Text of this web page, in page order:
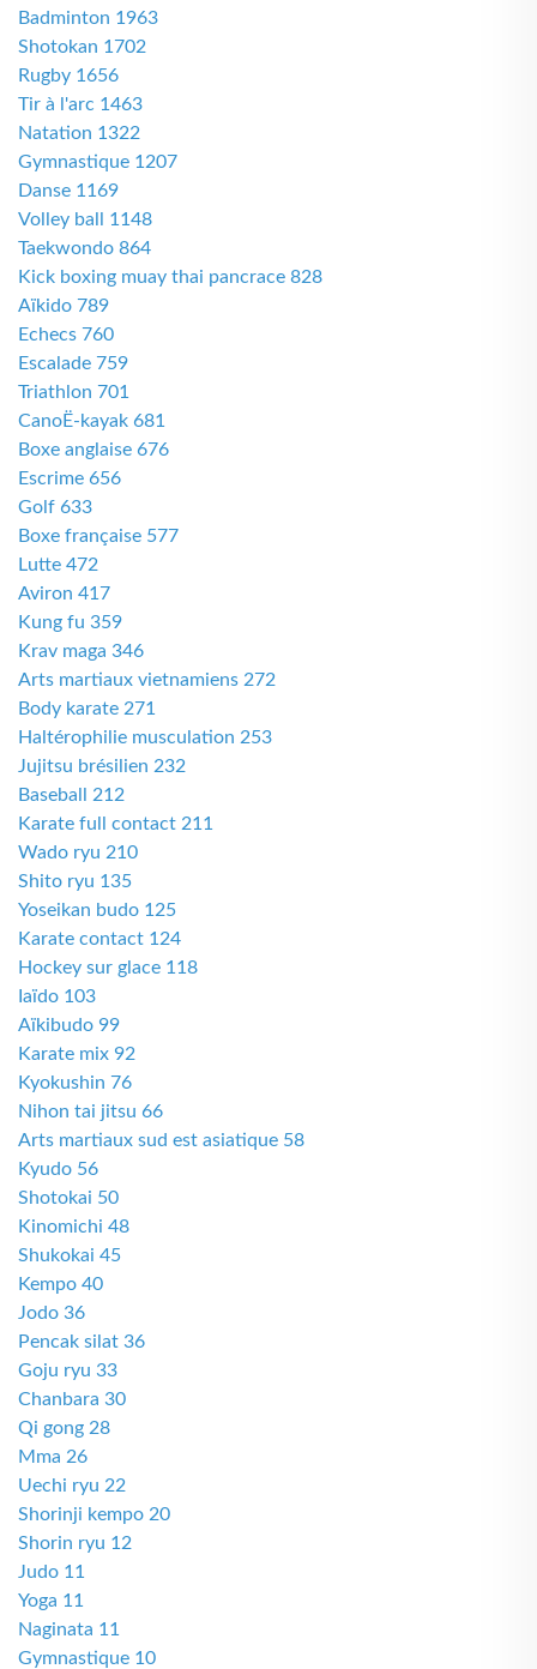
Badminton 1963
Shotokan 1702
Rugby 1656
Tir à l'arc 1463
Natation 1322
Gymnastique 1207
Danse 1169
Volley ball 1148
Taekwondo 864
Kick boxing muay thai pancrace 828
Aïkido 789
Echecs 760
Escalade 759
Triathlon 701
CanoË-kayak 681
Boxe anglaise 676
Escrime 656
Golf 633
Boxe française 577
Lutte 472
Aviron 417
Kung fu 359
Krav maga 346
Arts martiaux vietnamiens 272
Body karate 271
Haltérophilie musculation 253
Jujitsu brésilien 232
Baseball 212
Karate full contact 211
Wado ryu 210
Shito ryu 135
Yoseikan budo 125
Karate contact 124
Hockey sur glace 118
Iaïdo 103
Aïkibudo 99
Karate mix 92
Kyokushin 76
Nihon tai jitsu 66
Arts martiaux sud est asiatique 58
Kyudo 56
Shotokai 50
Kinomichi 48
Shukokai 45
Kempo 40
Jodo 36
Pencak silat 36
Goju ryu 33
Chanbara 30
Qi gong 28
Mma 26
Uechi ryu 22
Shorinji kempo 20
Shorin ryu 12
Judo 11
Yoga 11
Naginata 11
Gymnastique 10